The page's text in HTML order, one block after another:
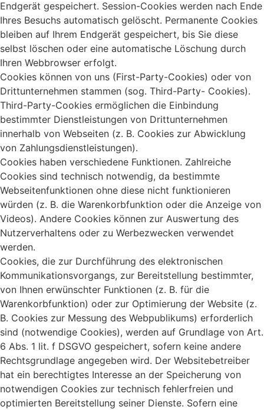
Endgerät gespeichert. Session-Cookies werden nach Ende
Ihres Besuchs automatisch gelöscht. Permanente Cookies
bleiben auf Ihrem Endgerät gespeichert, bis Sie diese
selbst löschen oder eine automatische Löschung durch
Ihren Webbrowser erfolgt.
Cookies können von uns (First-Party-Cookies) oder von
Drittunternehmen stammen (sog. Third-Party- Cookies).
Third-Party-Cookies ermöglichen die Einbindung
bestimmter Dienstleistungen von Drittunternehmen
innerhalb von Webseiten (z. B. Cookies zur Abwicklung
von Zahlungsdienstleistungen).
Cookies haben verschiedene Funktionen. Zahlreiche
Cookies sind technisch notwendig, da bestimmte
Webseitenfunktionen ohne diese nicht funktionieren
würden (z. B. die Warenkorbfunktion oder die Anzeige von
Videos). Andere Cookies können zur Auswertung des
Nutzerverhaltens oder zu Werbezwecken verwendet
werden.
Cookies, die zur Durchführung des elektronischen
Kommunikationsvorgangs, zur Bereitstellung bestimmter,
von Ihnen erwünschter Funktionen (z. B. für die
Warenkorbfunktion) oder zur Optimierung der Website (z.
B. Cookies zur Messung des Webpublikums) erforderlich
sind (notwendige Cookies), werden auf Grundlage von Art.
6 Abs. 1 lit. f DSGVO gespeichert, sofern keine andere
Rechtsgrundlage angegeben wird. Der Websitebetreiber
hat ein berechtigtes Interesse an der Speicherung von
notwendigen Cookies zur technisch fehlerfreien und
optimierten Bereitstellung seiner Dienste. Sofern eine